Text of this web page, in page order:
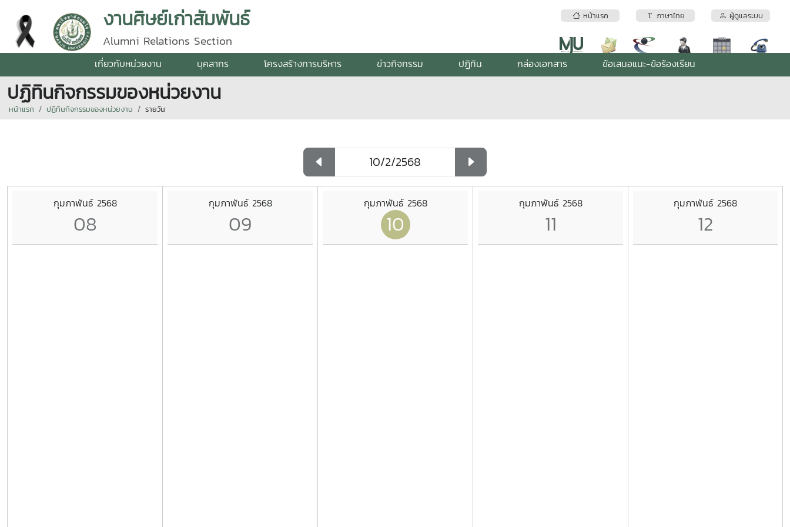
หน้าแรก ภาษาไทย ผู้ดูแลระบบ
งานศิษย์เก่าสัมพันธ์
Alumni Relations Section
เกี่ยวกับหน่วยงาน บุคลากร โครงสร้างการบริหาร ข่าวกิจกรรม ปฏิทิน กล่องเอกสาร ข้อเสนอแนะ-ข้อร้องเรียน
ปฏิทินกิจกรรมของหน่วยงาน
หน้าแรก ปฏิทินกิจกรรมของหน่วยงาน รายวัน
กุมภาพันธ์ 2568
08
กุมภาพันธ์ 2568
09
กุมภาพันธ์ 2568
10
กุมภาพันธ์ 2568
11
กุมภาพันธ์ 2568
12